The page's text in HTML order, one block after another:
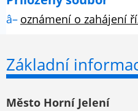
oznámení o zahájení
Základní
Město Horní Jelení